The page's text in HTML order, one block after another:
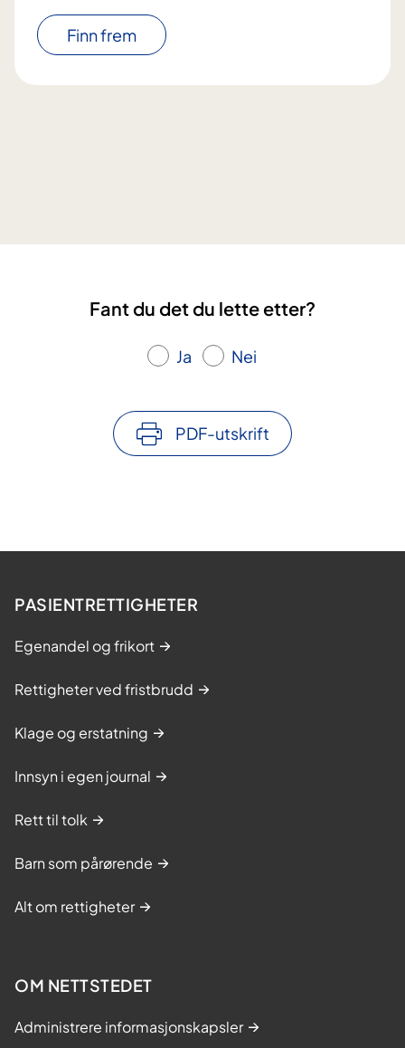
Finn frem
Fant du det du lette etter?
Ja Nei
PDF-utskrift
PASIENTRETTIGHETER
Egenandel og frikort
Rettigheter ved fristbrudd
Klage og erstatning
Innsyn i egen journal
Rett til tolk
Barn som pårørende
Alt om rettigheter
OM NETTSTEDET
Administrere informasjonskapsler